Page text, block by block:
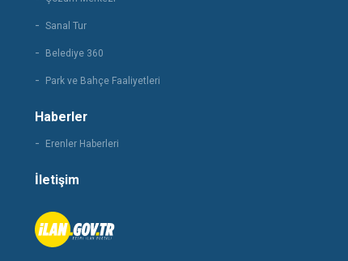
Sanal Tur
Belediye 360
Park ve Bahçe Faaliyetleri
Haberler
Erenler Haberleri
İletişim